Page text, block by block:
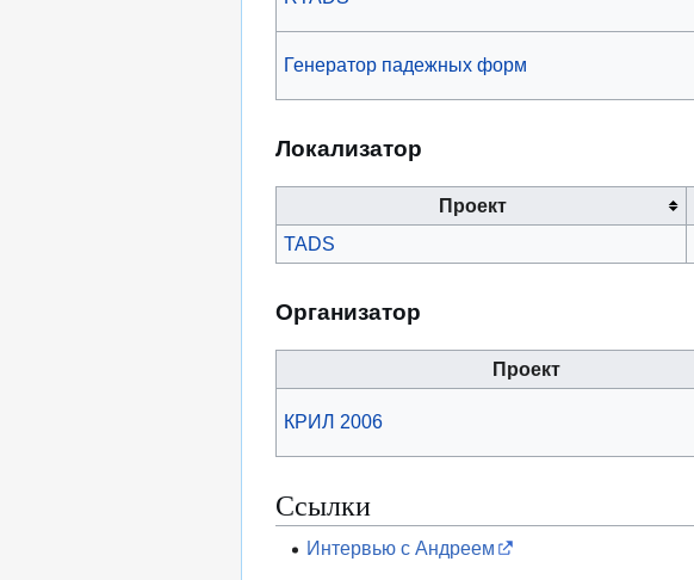
Генератор падежных форм
Локализатор
Проект
TADS
Организатор
Проект
КРИЛ 2006
Ссылки
Интервью с Андреем